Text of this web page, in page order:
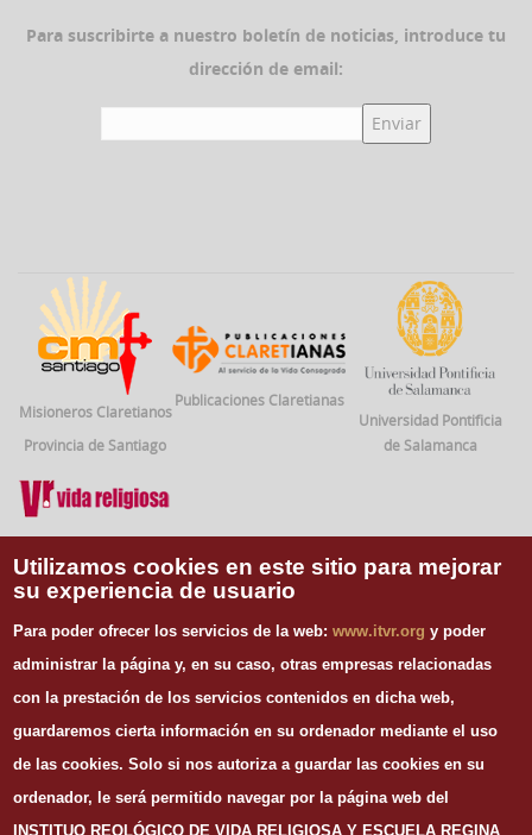
Para suscribirte a nuestro boletín de noticias, introduce tu
dirección de email:
Misioneros Claretianos
Provincia de Santiago
Publicaciones Claretianas
Universidad Pontificia
de Salamanca
Vida Religiosa
Instituto Teológico de Vida Religiosa
Escuela Regina Apostolorum
28008 Madrid
Tel. 91 540 12 73
Whatsapp: 626 278 077
email.secretaria@itvr.org
Utilizamos cookies en este sitio para mejorar
su experiencia de usuario
Para poder ofrecer los servicios de la web:www.itvr.org y poder
administrar la página y, en su caso, otras empresas relacionadas
con la prestación de los servicios contenidos en dicha web,
guardaremos cierta información en su ordenador mediante el uso
de las cookies. Solo si nos autoriza a guardar las cookies en su
ordenador, le será permitido navegar por la página web del
INSTITUO REOLÓGICO DE VIDA RELIGIOSA Y ESCUELA REGINA